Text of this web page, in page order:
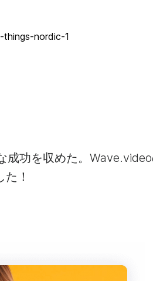
成功を収めた。
！